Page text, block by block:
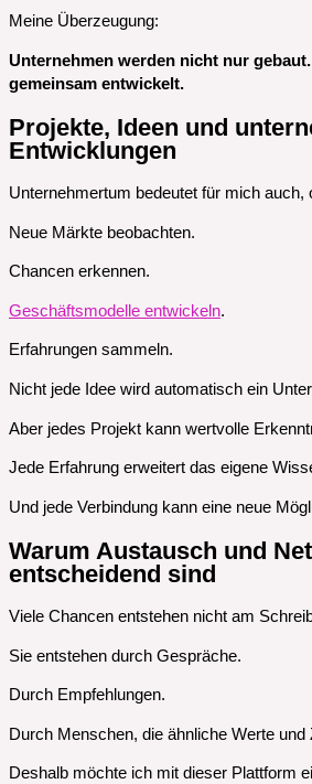
Meine Überzeugung:
Unternehmen werden nicht nur
gemeinsam entwickelt.
Projekte, Ideen und
Entwicklungen
Unternehmertum bedeutet für mich auch,
Neue Märkte beobachten.
Chancen erkennen.
Geschäftsmodelle entwickeln.
Erfahrungen sammeln.
Nicht jede Idee wird automatisch ein
Aber jedes Projekt kann wertvolle
Jede Erfahrung erweitert das eigene
Und jede Verbindung kann eine neue
Warum Austausch und
entscheidend sind
Viele Chancen entstehen nicht am
Sie entstehen durch Gespräche.
Durch Empfehlungen.
Durch Menschen, die ähnliche Werte und
Deshalb möchte ich mit dieser Plattform